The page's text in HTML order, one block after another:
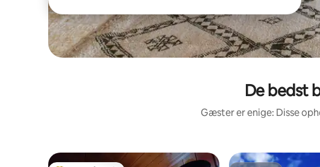
De bedst
Gæster er enige: Disse